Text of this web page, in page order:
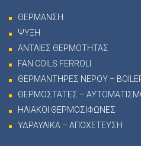
ΘΕΡΜΑΝΣΗ
ΨΥΞΗ
ΑΝΤΛΙΕΣ ΘΕΡΜΟΤΗΤΑΣ
FAN COILS FERROLI
ΘΕΡΜΑΝΤΗΡΕΣ ΝΕΡΟΥ –
ΘΕΡΜΟΣΤΑΤΕΣ –
ΗΛΙΑΚΟΙ ΘΕΡΜΟΣΙΦΩΝΕΣ
ΥΔΡΑΥΛΙΚΑ – ΑΠΟΧΕΤΕΥΣΗ